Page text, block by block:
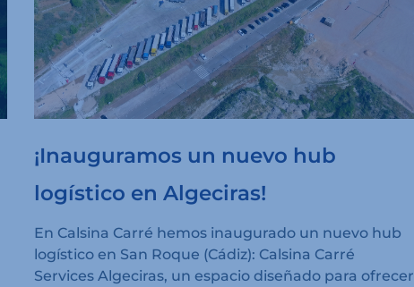
¡Inauguramos un nuevo hub
logístico en Algeciras!
En Calsina Carré hemos inaugurado un nuevo hub
logístico en San Roque (Cádiz): Calsina Carré
Services Algeciras, un espacio diseñado para ofrecer